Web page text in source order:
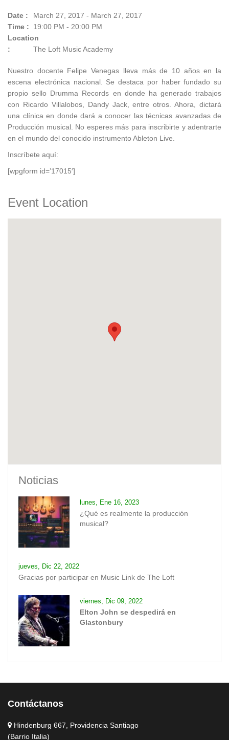
Date :
March 27, 2017 - March 27, 2017
Time :
19:00 PM - 20:00 PM
Location
:
The Loft Music Academy
Nuestro docente Felipe Venegas lleva más de 10 años en la
escena electrónica nacional. Se destaca por haber fundado su
propio sello Drumma Records en donde ha generado trabajos
con Ricardo Villalobos, Dandy Jack, entre otros. Ahora, dictará
una clínica en donde dará a conocer las técnicas avanzadas de
Producción musical. No esperes más para inscribirte y adentrarte
en el mundo del conocido instrumento Ableton Live.
Inscríbete aquí:
[wpgform id=’17015′]
Event Location
Noticias
lunes, Ene 16, 2023
¿Qué es realmente la producción
musical?
jueves, Dic 22, 2022
Gracias por participar en Music Link de The Loft
viernes, Dic 09, 2022
Elton John se despedirá en
Glastonbury
Contáctanos
Hindenburg 667, Providencia Santiago
(Barrio Italia)